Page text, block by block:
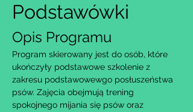
Podstawówki
Opis Programu
Program skierowany jest do osób, które
ukończyły podstawowe szkolenie z
zakresu podstawowewgo posłuszeństwa
psów. Zajęcia obejmują trening
spokojnego mijania się psów oraz